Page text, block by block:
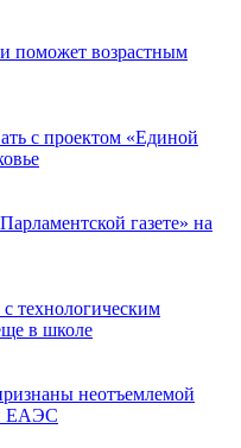
поможет возрастным
с проектом «Единой
газете» на
технологическим
в школе
неотъемлемой
ЕАЭС